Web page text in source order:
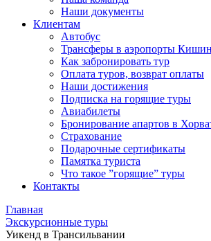
Наши документы
Клиентам
Автобус
Трансферы в аэропорты
Как забронировать тур
Оплата туров, возврат оплаты
Наши достижения
Подписка на горящие туры
Авиабилеты
Бронирование апартов в
Страхование
Подарочные сертификаты
Памятка туриста
Что такое ”горящие” туры
Контакты
Главная
Экскурсионные туры
Уикенд в Трансильвании